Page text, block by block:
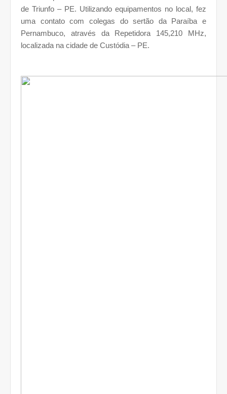
de Triunfo – PE. Utilizando equipamentos no local, fez
uma contato com colegas do sertão da Paraíba e
Pernambuco, através da Repetidora 145,210 MHz,
localizada na cidade de Custódia – PE.